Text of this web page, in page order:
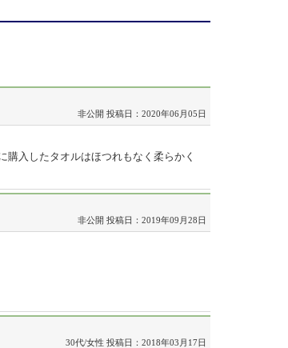
非公開 投稿日：2020年06月05日
入したタオルはほつれもなく柔らかく
非公開 投稿日：2019年09月28日
30代/女性 投稿日：2018年03月17日